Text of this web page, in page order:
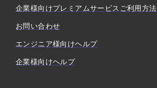
企業様向けプレミアムサービスご利用方法
お問い合わせ
エンジニア様向けヘルプ
企業様向けヘルプ